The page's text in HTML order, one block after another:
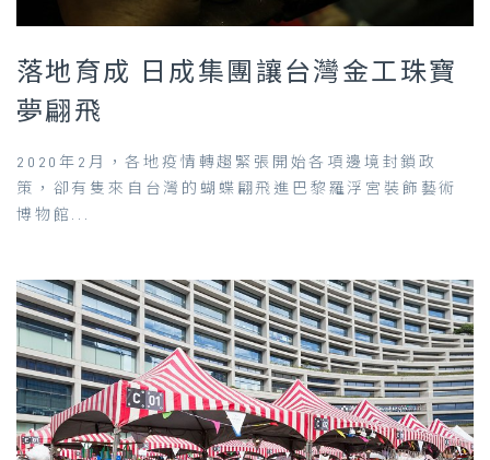
落地育成 日成集團讓台灣金工珠寶
夢翩飛
2020年2月，各地疫情轉趨緊張開始各項邊境封鎖政
策，卻有隻來自台灣的蝴蝶翩飛進巴黎羅浮宮裝飾藝術
博物館...